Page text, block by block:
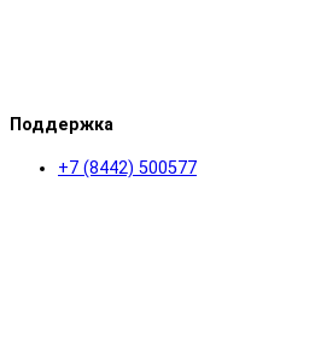
Поддержка
+7 (8442) 500577